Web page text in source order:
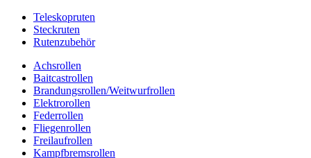
Teleskopruten
Steckruten
Rutenzubehör
Achsrollen
Baitcastrollen
Brandungsrollen/Weitwurfrollen
Elektrorollen
Federrollen
Fliegenrollen
Freilaufrollen
Kampfbremsrollen